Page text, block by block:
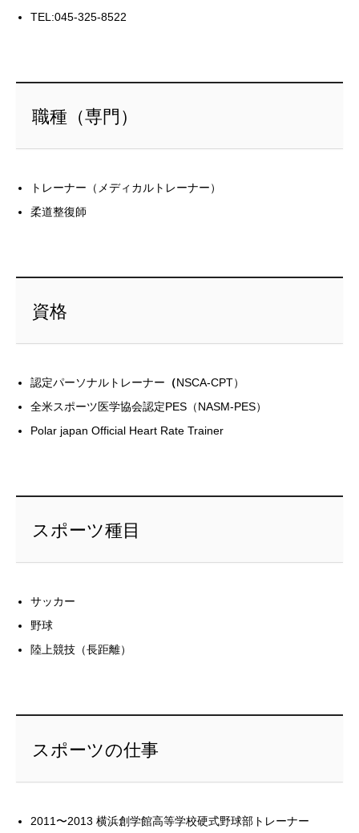
TEL:045-325-8522
職種（専門）
トレーナー（メディカルトレーナー）
柔道整復師
資格
認定パーソナルトレーナー （NSCA-CPT）
全米スポーツ医学協会認定PES（NASM-PES）
Polar japan Official Heart Rate Trainer
スポーツ種目
サッカー
野球
陸上競技（長距離）
スポーツの仕事
2011〜2013 横浜創学館高等学校硬式野球部トレーナー